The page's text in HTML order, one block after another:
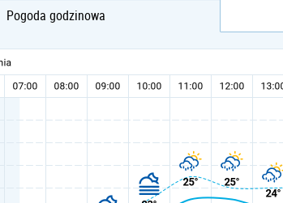
Pogoda godzinowa